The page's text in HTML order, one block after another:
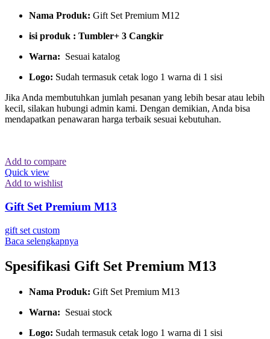
Nama Produk: Gift Set Premium M12
isi produk : Tumbler+ 3 Cangkir
Warna: Sesuai katalog
Logo: Sudah termasuk cetak logo 1 warna di 1 sisi
Jika Anda membutuhkan jumlah pesanan yang lebih besar atau lebih
kecil, silakan hubungi admin kami. Dengan demikian, Anda bisa
mendapatkan penawaran harga terbaik sesuai kebutuhan.
Add to compare
Quick view
Add to wishlist
Gift Set Premium M13
gift set custom
Baca selengkapnya
Spesifikasi Gift Set Premium M13
Nama Produk: Gift Set Premium M13
Warna: Sesuai stock
Logo: Sudah termasuk cetak logo 1 warna di 1 sisi